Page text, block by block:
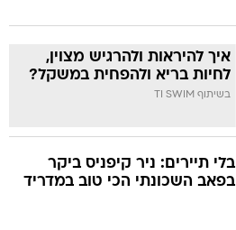
איך להיראות ולהרגיש מצוין,
לחיות בריא ולהפחית במשקל?
בשיתוף TI SWIM
בלי תיירים: ניר קיפניס ביקר
בפאב השכונתי הכי טוב במדריד